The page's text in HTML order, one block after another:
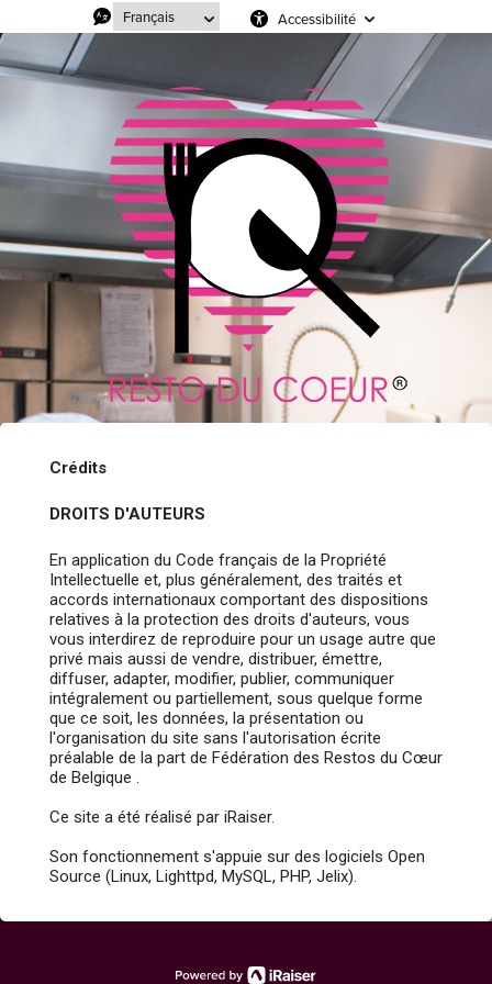
Accessibilité
Crédits
DROITS D'AUTEURS
En application du Code français de la Propriété
Intellectuelle et, plus généralement, des traités et
accords internationaux comportant des dispositions
relatives à la protection des droits d'auteurs, vous
vous interdirez de reproduire pour un usage autre que
privé mais aussi de vendre, distribuer, émettre,
diffuser, adapter, modifier, publier, communiquer
intégralement ou partiellement, sous quelque forme
que ce soit, les données, la présentation ou
l'organisation du site sans l'autorisation écrite
préalable de la part de Fédération des Restos du Cœur
de Belgique .
Ce site a été réalisé par iRaiser.
Son fonctionnement s'appuie sur des logiciels Open
Source (Linux, Lighttpd, MySQL, PHP, Jelix).